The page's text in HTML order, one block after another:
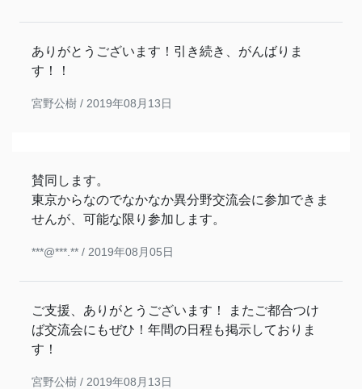
ありがとうございます！引き続き、がんばりま
す！！
宮野公樹 / 2019年08月13日
賛同します。
東京からなのでなかなか異分野交流会に参加できま
せんが、可能な限り参加します。
***@***.** / 2019年08月05日
ご支援、ありがとうございます！ またご都合つけ
ば交流会にもぜひ！年間の日程も掲示しておりま
す！
宮野公樹 / 2019年08月13日